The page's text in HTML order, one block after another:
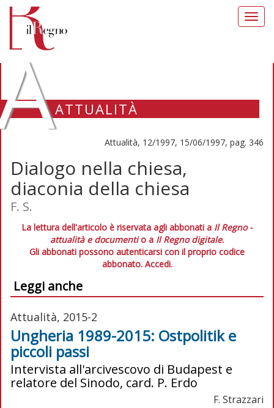
ATTUALITÀ
Attualità, 12/1997, 15/06/1997, pag. 346
Dialogo nella chiesa,
diaconia della chiesa
F. S.
La lettura dell'articolo è riservata agli abbonati a Il Regno -
attualità e documentio a Il Regno digitale.
Gli abbonati possono autenticarsi con il proprio codice
abbonato. Accedi.
Leggi anche
Attualità, 2015-2
Ungheria 1989-2015: Ostpolitik e
piccoli passi
Intervista all'arcivescovo di Budapest e
relatore del Sinodo, card. P. Erdo
F. Strazzari